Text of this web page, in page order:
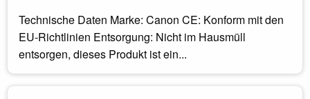
Technische Daten Marke: Canon CE: Konform mit den
EU-Richtlinien Entsorgung: Nicht im Hausmüll
entsorgen, dieses Produkt ist ein...